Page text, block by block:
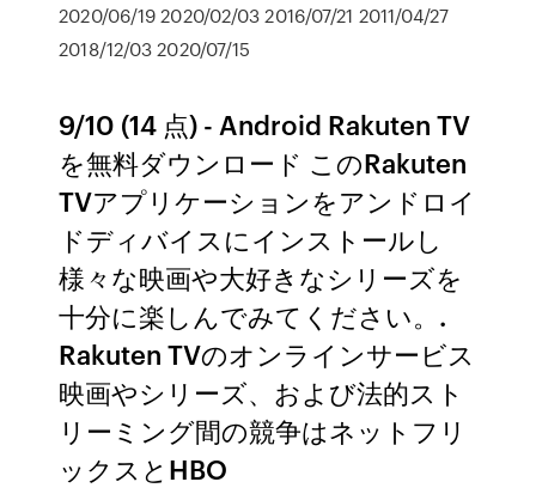
2020/06/19 2020/02/03 2016/07/21 2011/04/27
2018/12/03 2020/07/15
9/10 (14 点) - Android Rakuten TV
を無料ダウンロード このRakuten
TVアプリケーションをアンドロイ
ドディバイスにインストールし
様々な映画や大好きなシリーズを
十分に楽しんでみてください。.
Rakuten TVのオンラインサービス
映画やシリーズ、および法的スト
リーミング間の競争はネットフリ
ックスとHBO